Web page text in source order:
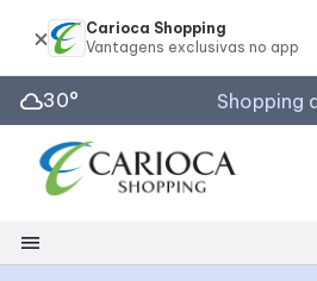
cloud30° Shopping
Horários de Funcionamento
Restaurantes
Segunda a Sábado: 10h às 22h
menu
Carioca Shopping